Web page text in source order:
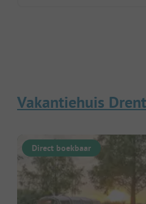
Vakantiehuis
Direct boekbaar